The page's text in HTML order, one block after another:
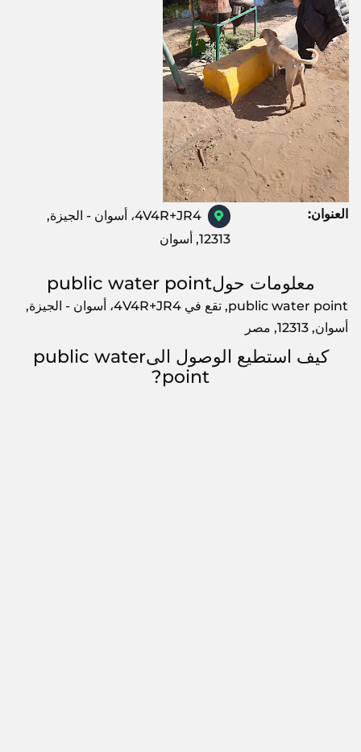
العنوان:
4V4R+JR4، أسوان - الجيزة,
12313, أسوان
معلومات حولpublic water point
public water point, تقع في 4V4R+JR4، أسوان - الجيزة,
أسوان, 12313, مصر
كيف استطيع الوصول الىpublic water
point?